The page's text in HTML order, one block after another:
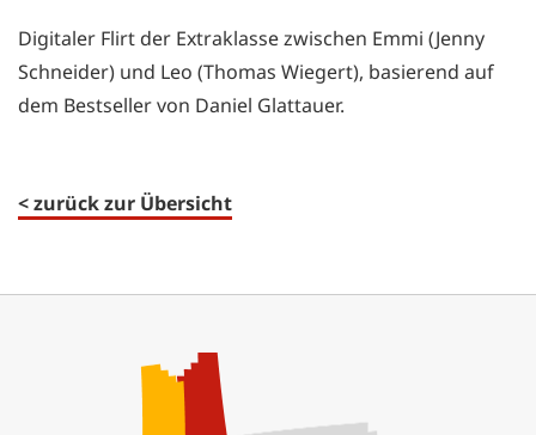
Digitaler Flirt der Extraklasse zwischen Emmi (Jenny
Schneider) und Leo (Thomas Wiegert), basierend auf
dem Bestseller von Daniel Glattauer.
< zurück zur Übersicht